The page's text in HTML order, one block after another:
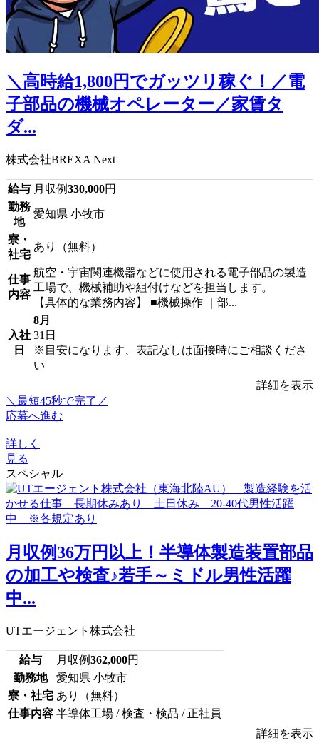
＼高時給1,800円でガッツリ稼ぐ！／電
子部品の機械オペレーター／家賃タ
ダ...
株式会社BREXA Next
給与 月収例330,000円
勤務
地
愛知県 小牧市
寮・
社宅
あり（無料）
仕事
内容
航空・宇宙関連機器などに使用される電子部品の製造
工場で、機械補助や組付けなどを担当します。
【具体的な業務内容】 ■機械操作 ｜部...
入社
日
8月
31日
※目安になります、表記なしは面接時にご相談くださ
い
詳細を表示
＼最短45秒で完了／
応募へ進む
詳しく
見る
スペシャル
月収例36万円以上！半導体製造装置部品
の加工や検査♪若手～ミドル男性活躍
中...
UTエージェント株式会社
給与 月収例362,000円
勤務地
愛知県 小牧市
寮・社宅 あり（無料）
仕事内容 半導体工場 / 検査・検品 / 正社員
詳細を表示